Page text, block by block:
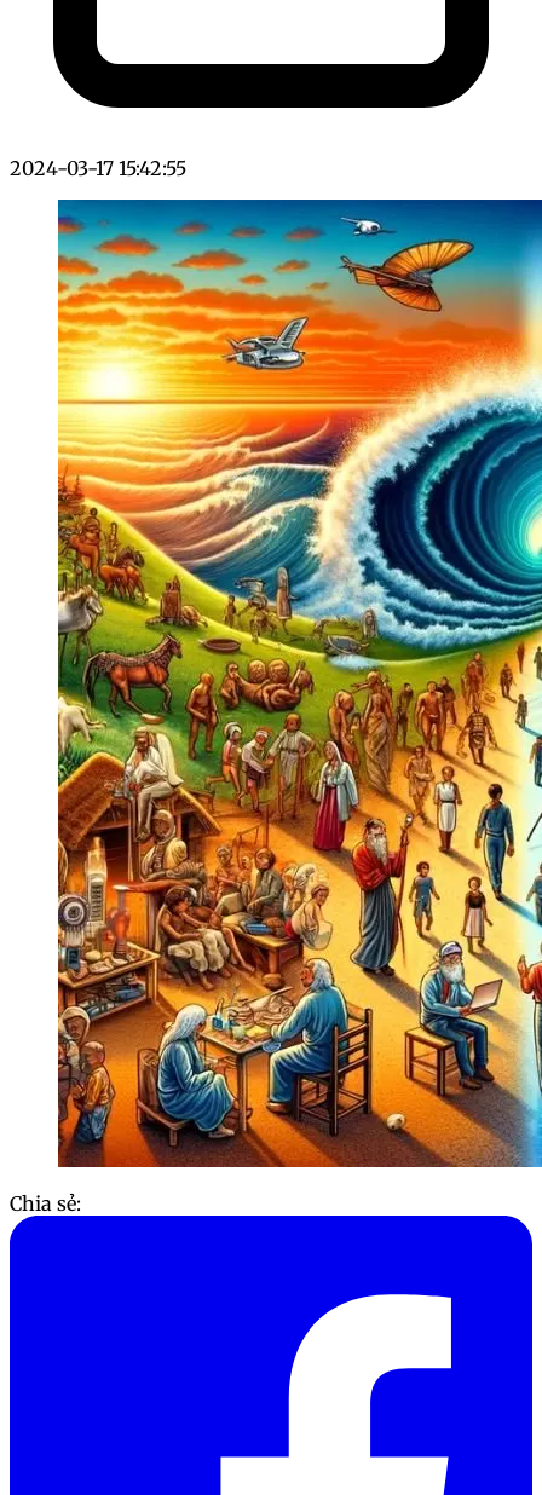
2024-03-17 15:42:55
Chia sẻ: